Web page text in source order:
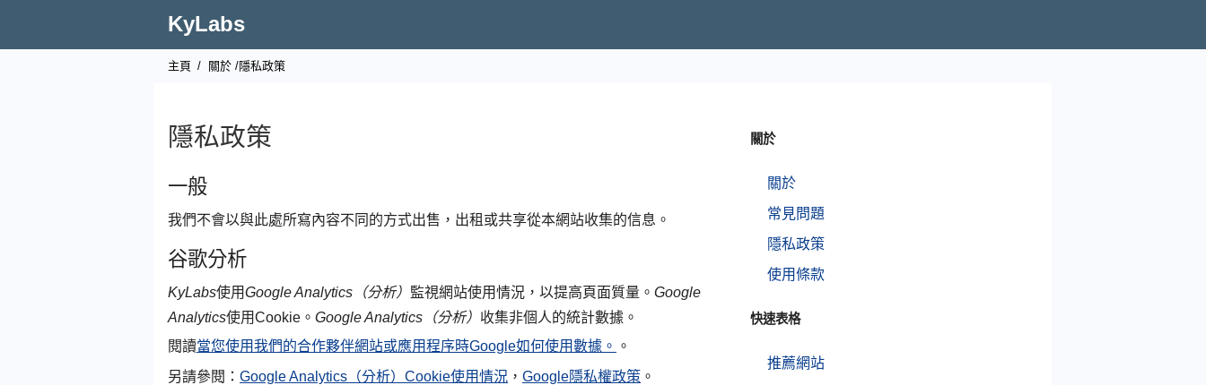
KyLabs
主頁 / 關於 /隱私政策
隱私政策
一般
我們不會以與此處所寫內容不同的方式出售，出租或共享從本網站收集的信息。
谷歌分析
KyLabs使用Google Analytics（分析） 監視網站使用情況，以提高頁面質量。 Google
Analytics使用Cookie。 Google Analytics（分析） 收集非個人的統計數據。
閱讀當您使用我們的合作夥伴網站或應用程序時Google如何使用數據。 。
另請參閱： Google Analytics（分析）Cookie使用情況 ， Google隱私權政策 。
關於
關於
常見問題
隱私政策
使用條款
快速表格
推薦網站